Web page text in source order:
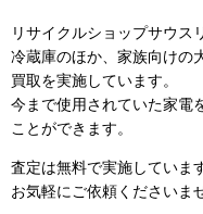
リサイクルショップサウス
冷蔵庫のほか、家族向けの
買取を実施しています。
今まで使用されていた家電
ことができます。
査定は無料で実施していま
お気軽にご依頼くださいま